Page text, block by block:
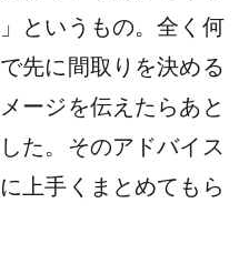
というもの。全く何
先に間取りを決める
ージを伝えたらあと
た。そのアドバイス
上手くまとめてもら